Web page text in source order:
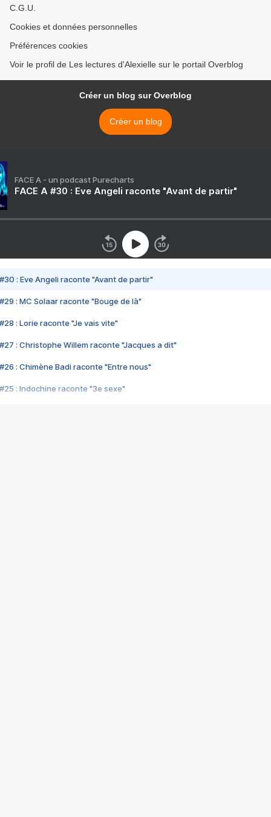
C.G.U.
Cookies et données personnelles
Préférences cookies
Voir le profil de Les lectures d'Alexielle sur le portail Overblog
Créer un blog sur Overblog
Créer un blog
FACE A - un podcast Purecharts
FACE A #30 : Eve Angeli raconte "Avant de partir"
#30 : Eve Angeli raconte "Avant de partir"
#29 : MC Solaar raconte "Bouge de là"
#28 : Lorie raconte "Je vais vite"
#27 : Christophe Willem raconte "Jacques a dit"
#26 : Chimène Badi raconte "Entre nous"
#25 : Indochine raconte "3e sexe"